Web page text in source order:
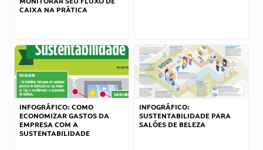
CAIXA NA PRÁTICA
INFOGRÁFICO: COMO
ECONOMIZAR GASTOS DA
EMPRESA COM A
SUSTENTABILIDADE
INFOGRÁFICO:
SUSTENTABILIDADE PARA
SALÕES DE BELEZA